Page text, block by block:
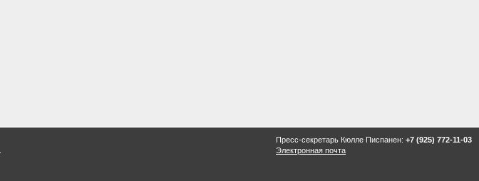
Пресс-секретарь Кюлле Писпанен: +7 (925) 772-11-03
Электронная почта